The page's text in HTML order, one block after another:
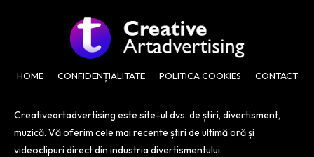
HOME CONFIDENȚIALITATE POLITICA COOKIES CONTACT
Creativeartadvertising este site-ul dvs. de știri, divertisment,
muzică. Vă oferim cele mai recente știri de ultimă oră și
videoclipuri direct din industria divertismentului.